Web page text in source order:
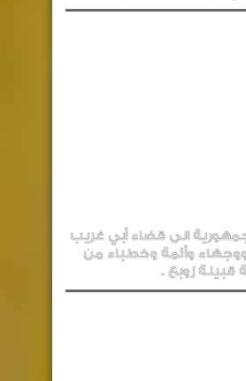
الى قضاء أبي غريب
وأئمة وخطباء من
قبيلة زوبع .